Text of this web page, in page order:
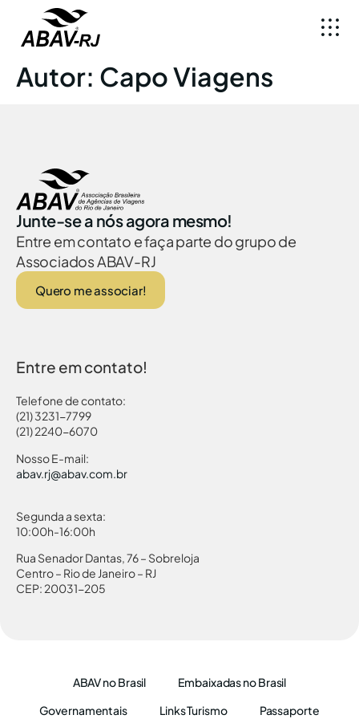
Autor: Capo Viagens
Junte-se a nós agora mesmo!
Entre em contato e faça parte do grupo de
Associados ABAV-RJ
Quero me associar!
Entre em contato!
Telefone de contato:
(21) 3231-7799
(21) 2240-6070
Nosso E-mail:
abav.rj@abav.com.br
Segunda a sexta:
10:00h-16:00h
Rua Senador Dantas, 76 – Sobreloja
Centro – Rio de Janeiro – RJ
CEP: 20031-205
ABAV no Brasil
Embaixadas no Brasil
Governamentais
Links Turismo Passaporte